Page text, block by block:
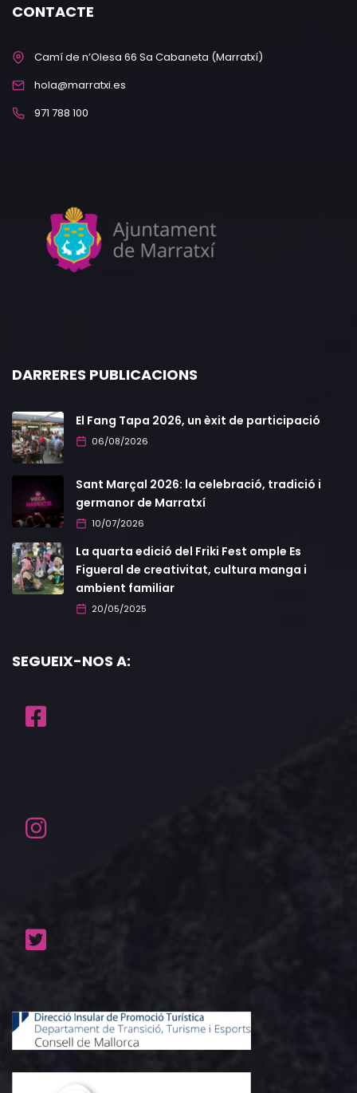
CONTACTE
Camí de n’Olesa 66 Sa Cabaneta (Marratxí)
hola@marratxi.es
971 788 100
DARRERES PUBLICACIONS
El Fang Tapa 2026, un èxit de participació
06/08/2026
Sant Marçal 2026: la celebració, tradició i
germanor de Marratxí
10/07/2026
La quarta edició del Friki Fest omple Es
Figueral de creativitat, cultura manga i
ambient familiar
20/05/2025
SEGUEIX-NOS A: